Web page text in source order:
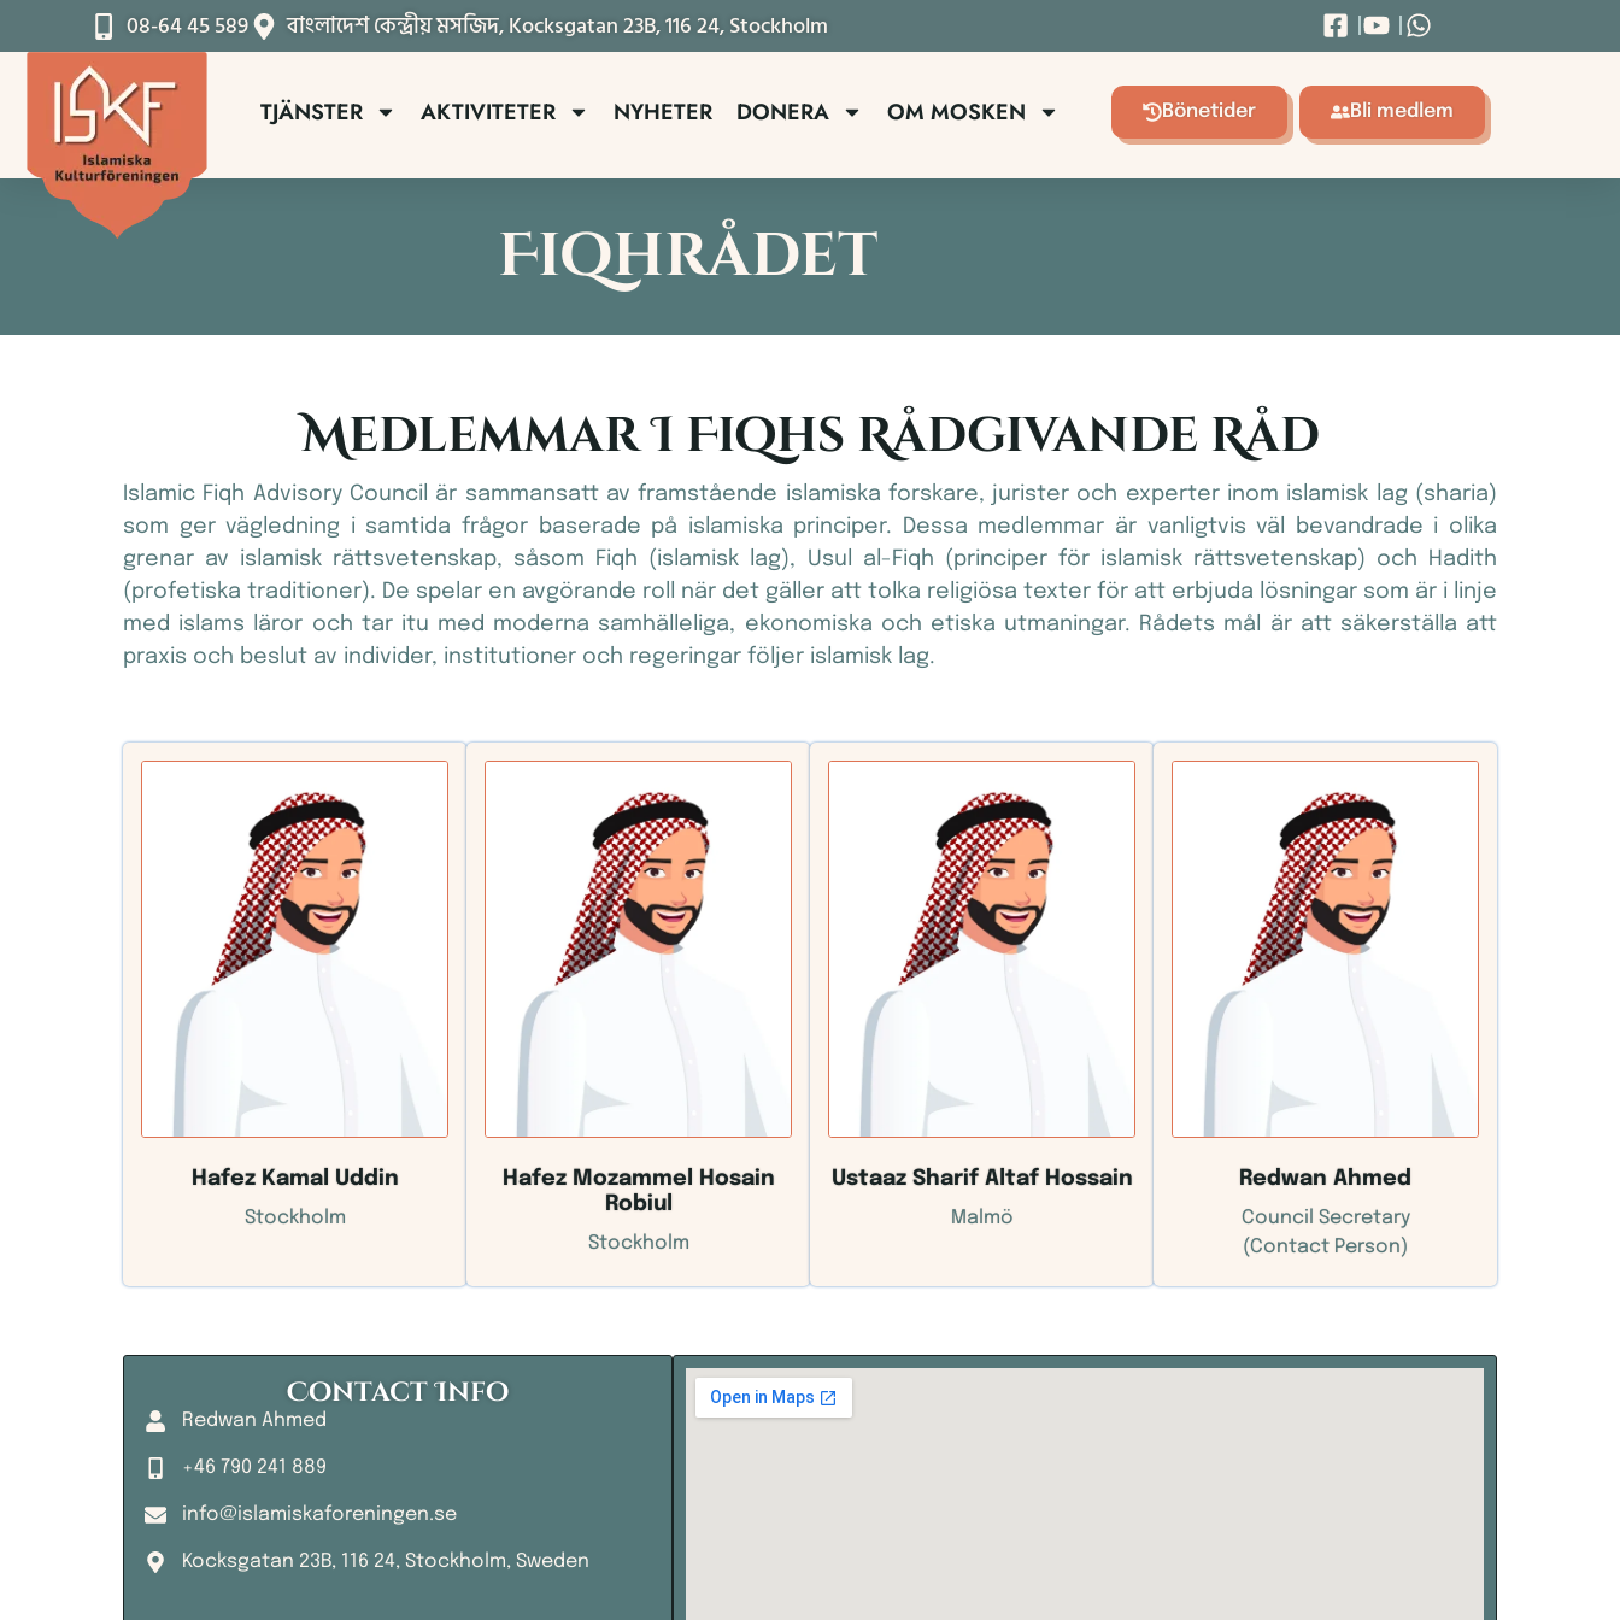
08-64 45 589 বাংলাদেশ কেন্দ্রীয় মসজিদ, Kocksgatan 23B, 116 24, Stockholm
TJÄNSTER AKTIVITETER NYHETER DONERA OM MOSKEN Bönetider Bli medlem
Fiqhrådet
Medlemmar I Fiqhs Rådgivande Råd
Islamic Fiqh Advisory Council är sammansatt av framstående islamiska forskare, jurister och experter inom islamisk lag (sharia)
som ger vägledning i samtida frågor baserade på islamiska principer. Dessa medlemmar är vanligtvis väl bevandrade i olika
grenar av islamisk rättsvetenskap, såsom Fiqh (islamisk lag), Usul al-Fiqh (principer för islamisk rättsvetenskap) och Hadith
(profetiska traditioner). De spelar en avgörande roll när det gäller att tolka religiösa texter för att erbjuda lösningar som är i linje
med islams läror och tar itu med moderna samhälleliga, ekonomiska och etiska utmaningar. Rådets mål är att säkerställa att
praxis och beslut av individer, institutioner och regeringar följer islamisk lag.
Hafez Kamal Uddin
Stockholm
Hafez Mozammel Hosain
Robiul
Stockholm
Ustaaz Sharif Altaf Hossain
Malmö
Redwan Ahmed
Council Secretary
(Contact Person)
Contact Info
Redwan Ahmed
+46 790 241 889
info@islamiskaforeningen.se
Kocksgatan 23B, 116 24, Stockholm, Sweden